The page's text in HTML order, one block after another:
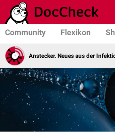
Community Flexikon
Anstecker. Neues aus der